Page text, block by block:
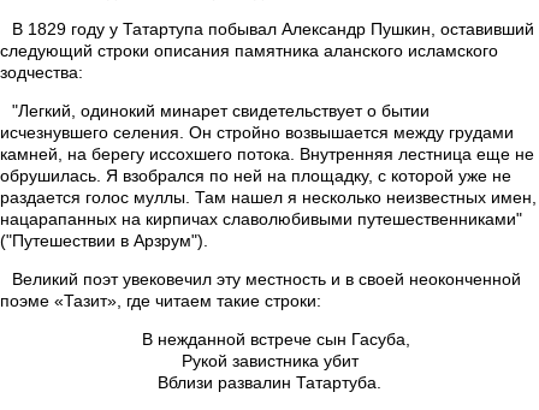
В 1829 году у Татартупа побывал Александр Пушкин, оставивший
следующий строки описания памятника аланского исламского
зодчества:
"Легкий, одинокий минарет свидетельствует о бытии
исчезнувшего селения. Он стройно возвышается между грудами
камней, на берегу иссохшего потока. Внутренняя лестница еще не
обрушилась. Я взобрался по ней на площадку, с которой уже не
раздается голос муллы. Там нашел я несколько неизвестных имен,
нацарапанных на кирпичах славолюбивыми путешественниками"
("Путешествии в Арзрум").
Великий поэт увековечил эту местность и в своей неоконченной
поэме «Тазит», где читаем такие строки:
В нежданной встрече сын Гасуба,
Рукой завистника убит
Вблизи развалин Татартуба.